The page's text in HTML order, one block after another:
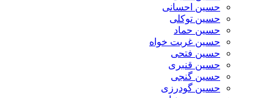
حسین احسانی
حسین توکلی
حسین حماد
حسین غربت خواه
حسین فتحی
حسین قنبری
حسین گنجی
حسین گودرزی